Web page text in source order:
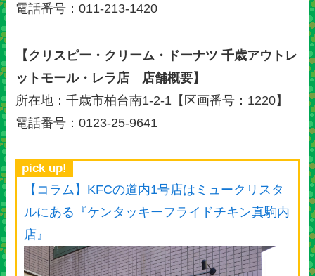
電話番号：011-213-1420
【クリスピー・クリーム・ドーナツ 千歳アウトレ
ットモール・レラ店 店舗概要】
所在地：千歳市柏台南1-2-1【区画番号：1220】
電話番号：0123-25-9641
pick up!
【コラム】KFCの道内1号店はミュークリスタ
ルにある『ケンタッキーフライドチキン真駒内
店』